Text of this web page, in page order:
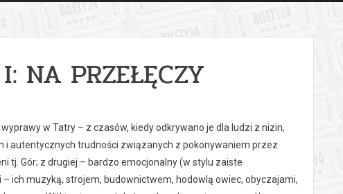
PRZEŁĘCZY
w Tatry – z czasów, kiedy odkrywano je dla ludzi z nizin,
i autentycznych trudności związanych z pokonywaniem przez
tj. Gór; z drugiej – bardzo emocjonalny (w stylu zaiste
ich muzyką, strojem, budownictwem, hodowlą owiec, obyczajami,